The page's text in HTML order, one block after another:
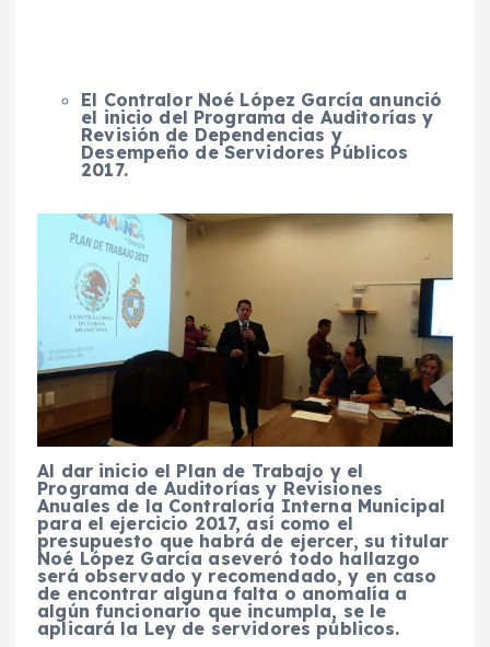
El Contralor Noé López García anunció
el inicio del Programa de Auditorías y
Revisión de Dependencias y
Desempeño de Servidores Públicos
2017.
Al dar inicio el Plan de Trabajo y el
Programa de Auditorías y Revisiones
Anuales de la Contraloría Interna Municipal
para el ejercicio 2017, así como el
presupuesto que habrá de ejercer, su titular
Noé López García aseveró todo hallazgo
será observado y recomendado, y en caso
de encontrar alguna falta o anomalía a
algún funcionario que incumpla, se le
aplicará la Ley de servidores públicos.